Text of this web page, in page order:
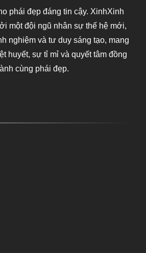
phái đẹp đáng tin cậy. XinhXinh
một đội ngũ nhân sự thế hệ mới,
nghiệm và tư duy sáng tạo, mang
huyết, sự tỉ mỉ và quyết tâm đồng
cùng phái đẹp.